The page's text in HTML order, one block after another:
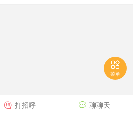
 打招呼  聊聊天

菜单